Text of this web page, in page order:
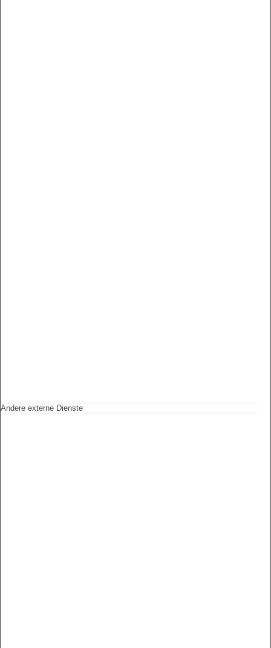
Andere externe Dienste